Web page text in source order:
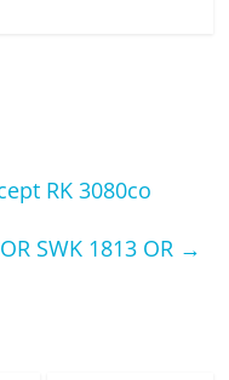
RK 3080co
SWK 1813 OR →